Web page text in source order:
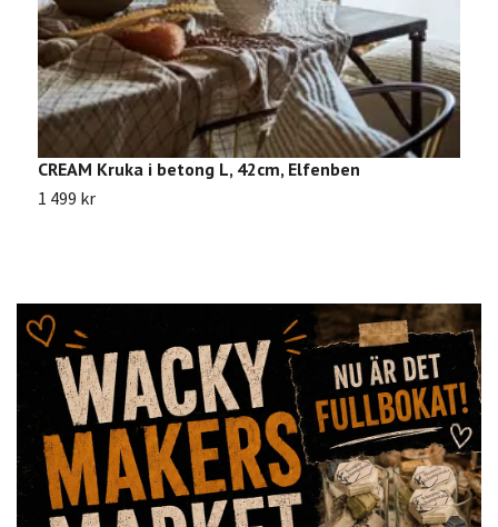
CREAM Kruka i betong L, 42cm, Elfenben
1 499 kr